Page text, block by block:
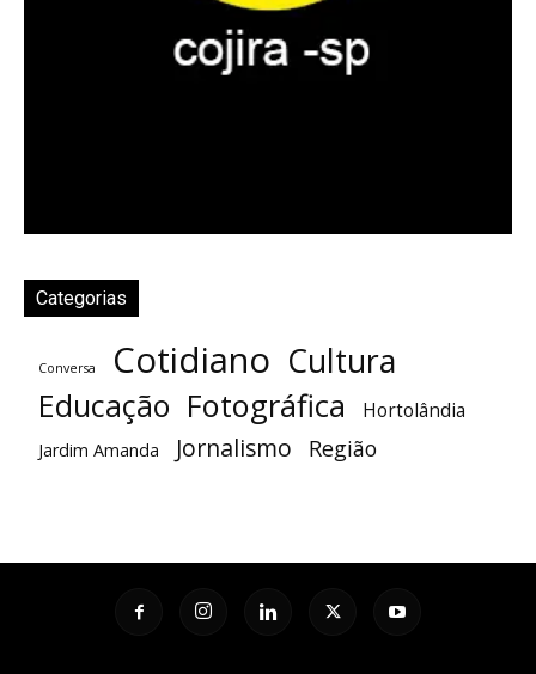
Categorias
Conversa Cotidiano Cultura
Educação Fotográfica Hortolândia
Jardim Amanda Jornalismo Região